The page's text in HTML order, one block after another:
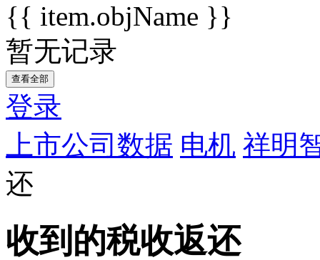
{{ item.objName }}
暂无记录
查看全部
登录
上市公司数据 电机 祥明
还
收到的税收返还